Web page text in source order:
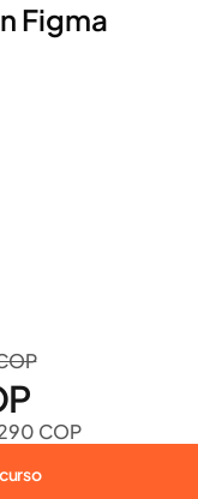
Figma
COP